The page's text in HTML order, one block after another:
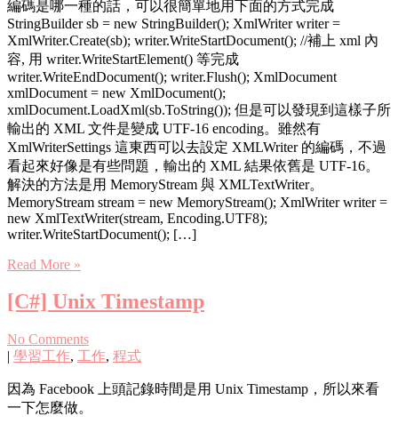
編碼是哪一種的話，可以很簡單地用下面的方式完成
StringBuilder sb = new StringBuilder(); XmlWriter writer =
XmlWriter.Create(sb); writer.WriteStartDocument(); //補上 xml 內
容, 用 writer.WriteStartElement() 等完成
writer.WriteEndDocument(); writer.Flush(); XmlDocument
xmlDocument = new XmlDocument();
xmlDocument.LoadXml(sb.ToString()); 但是可以發現到這樣子所
輸出的 XML 文件是變成 UTF-16 encoding。雖然有
XmlWriterSettings 這東西可以去設定 XMLWriter 的編碼，不過
看起來好像是有些問題，輸出的 XML 結果依舊是 UTF-16。
解決的方法是用 MemoryStream 與 XMLTextWriter。
MemoryStream stream = new MemoryStream(); XmlWriter writer =
new XmlTextWriter(stream, Encoding.UTF8);
writer.WriteStartDocument(); […]
Read More »
[C#] Unix Timestamp
No Comments
| 學習工作, 工作, 程式
因為 Facebook 上頭記錄時間是用 Unix Timestamp，所以來看
一下怎麼做。